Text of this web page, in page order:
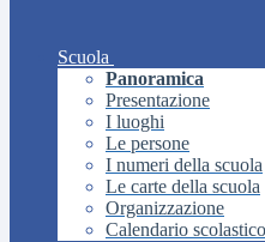
Scuola
Panoramica
Presentazione
I luoghi
Le persone
I numeri della scuola
Le carte della scuola
Organizzazione
Calendario scolastico